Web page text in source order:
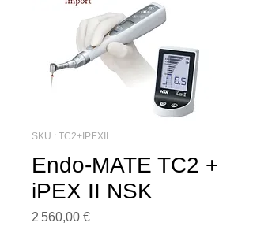
SKU : TC2+IPEXII
Endo-MATE TC2 +
iPEX II NSK
2 560,00 €Prix